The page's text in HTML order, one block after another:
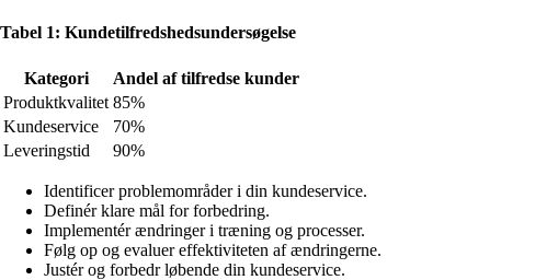
Tabel 1: Kundetilfredshedsundersøgelse
Kategori
Andel af tilfredse kunder
Produktkvalitet 85%
Kundeservice
70%
Leveringstid
90%
Identificer problemområder i din kundeservice.
Definér klare mål for forbedring.
Implementér ændringer i træning og processer.
Følg op og evaluer effektiviteten af ​​ændringerne.
Justér og forbedr løbende din kundeservice.